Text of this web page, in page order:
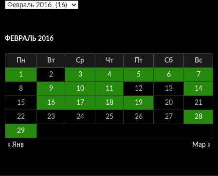
Архив
ФЕВРАЛЬ 2016
Пн Вт Ср Чт Пт Сб Вс
1 2 3 4 5 6 7
8 9 10 11 12 13 14
15 16 17 18 19 20 21
22 23 24 25 26 27 28
29
« Янв Мар »